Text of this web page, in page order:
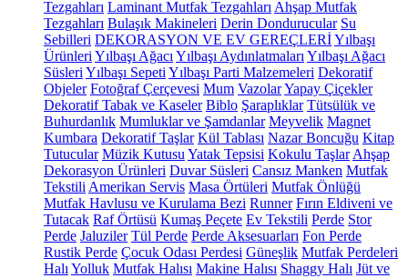
Tezgahları Laminant Mutfak Tezgahları Ahşap Mutfak
Tezgahları Bulaşık Makineleri Derin Dondurucular Su
Sebilleri DEKORASYON VE EV GEREÇLERİYılbaşı
Ürünleri Yılbaşı Ağacı Yılbaşı Aydınlatmaları Yılbaşı Ağacı
Süsleri Yılbaşı Sepeti Yılbaşı Parti Malzemeleri Dekoratif
Objeler Fotoğraf Çerçevesi Mum VazolarYapay Çiçekler
Dekoratif Tabak ve Kaseler Biblo Şaraplıklar Tütsülük ve
Buhurdanlık Mumluklar ve Şamdanlar Meyvelik Magnet
Kumbara Dekoratif Taşlar Kül Tablası Nazar Boncuğu Kitap
Tutucular Müzik Kutusu Yatak Tepsisi Kokulu Taşlar Ahşap
Dekorasyon Ürünleri Duvar Süsleri Cansız Manken Mutfak
Tekstili Amerikan Servis Masa Örtüleri Mutfak Önlüğü
Mutfak Havlusu ve Kurulama Bezi Runner Fırın Eldiveni ve
Tutacak Raf Örtüsü Kumaş Peçete Ev Tekstili Perde Stor
Perde Jaluziler Tül Perde Perde Aksesuarları Fon Perde
Rustik Perde Çocuk Odası Perdesi Güneşlik Mutfak Perdeleri
Halı Yolluk Mutfak Halısı Makine Halısı Shaggy Halı Jüt ve